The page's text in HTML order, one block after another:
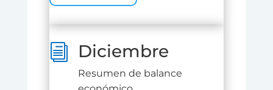
i Diciembre
Resumen de balance